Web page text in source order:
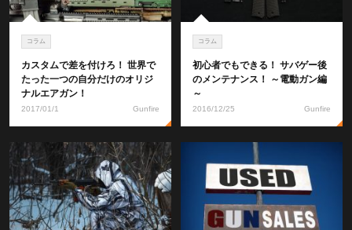
コラム
カスタムで差を付けろ！ 世界で
たった一つの自分だけのオリジ
ナルエアガン！
2017/01/1 Gunfire
コラム
初心者でもできる！ サバゲー後
のメンテナンス！ ～電動ガン編
～
2016/12/25 Gunfire